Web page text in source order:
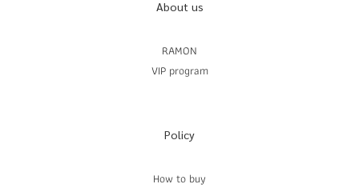
About us
RAMON
VIP program
Policy
How to buy